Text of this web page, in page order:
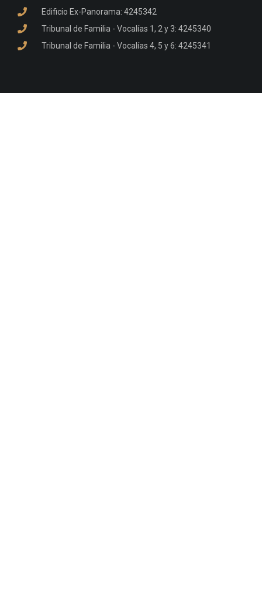
Edificio Ex-Panorama: 4245342
Tribunal de Familia - Vocalías 1, 2 y 3: 4245340
Tribunal de Familia - Vocalías 4, 5 y 6: 4245341